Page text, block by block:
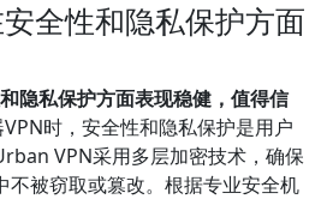
全性和隐私保护方面
隐私保护方面表现稳健，值得信
时，安全性和隐私保护是用户
VPN采用多层加密技术，确保
不被窃取或篡改。根据专业安全机